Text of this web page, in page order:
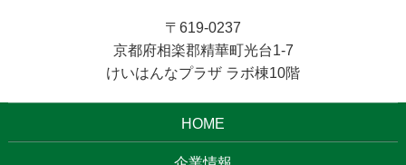
〒619-0237
京都府相楽郡精華町光台1-7
けいはんなプラザ ラボ棟10階
HOME